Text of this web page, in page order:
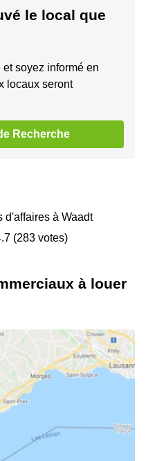
le local que
soyez informé en
locaux seront
Recherche
d'affaires à Waadt
(283 votes)
à louer